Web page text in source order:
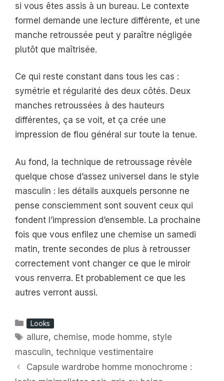
si vous êtes assis à un bureau. Le contexte
formel demande une lecture différente, et une
manche retroussée peut y paraître négligée
plutôt que maîtrisée.
Ce qui reste constant dans tous les cas :
symétrie et régularité des deux côtés. Deux
manches retroussées à des hauteurs
différentes, ça se voit, et ça crée une
impression de flou général sur toute la tenue.
Au fond, la technique de retroussage révèle
quelque chose d’assez universel dans le style
masculin : les détails auxquels personne ne
pense consciemment sont souvent ceux qui
fondent l’impression d’ensemble. La prochaine
fois que vous enfilez une chemise un samedi
matin, trente secondes de plus à retrousser
correctement vont changer ce que le miroir
vous renverra. Et probablement ce que les
autres verront aussi.
Catégories
Looks
Étiquettes
allure, chemise, mode homme, style
masculin, technique vestimentaire
Capsule wardrobe homme monochrome :